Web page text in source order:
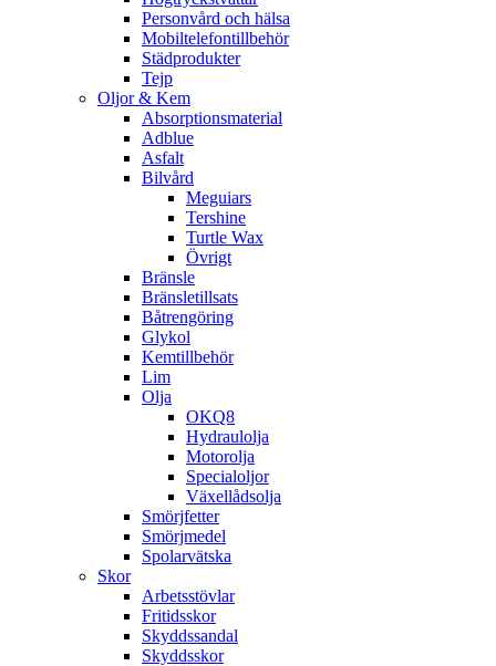
Personvård och hälsa
Mobiltelefontillbehör
Städprodukter
Tejp
Oljor & Kem
Absorptionsmaterial
Adblue
Asfalt
Bilvård
Meguiars
Tershine
Turtle Wax
Övrigt
Bränsle
Bränsletillsats
Båtrengöring
Glykol
Kemtillbehör
Lim
Olja
OKQ8
Hydraulolja
Motorolja
Specialoljor
Växellådsolja
Smörjfetter
Smörjmedel
Spolarvätska
Skor
Arbetsstövlar
Fritidsskor
Skyddssandal
Skyddsskor